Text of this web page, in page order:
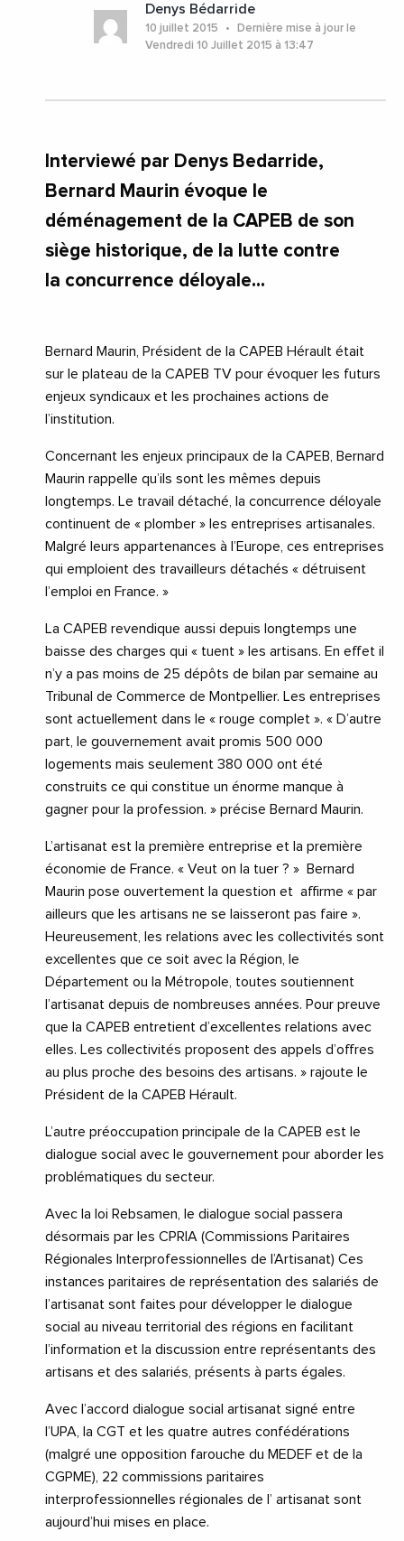
#VosPhotosAmpAmpVideos
Denys Bédarride
10 juillet 2015
Dernière mise à jour le
Vendredi 10 Juillet 2015 à 13:47
Interviewé par Denys Bedarride,
Bernard Maurin évoque le
déménagement de la CAPEB de son
siège historique, de la lutte contre
la concurrence déloyale...
Bernard Maurin, Président de la CAPEB Hérault était
sur le plateau de la CAPEB TV pour évoquer les futurs
enjeux syndicaux et les prochaines actions de
l’institution.
Concernant les enjeux principaux de la CAPEB, Bernard
Maurin rappelle qu’ils sont les mêmes depuis
longtemps. Le travail détaché, la concurrence déloyale
continuent de « plomber » les entreprises artisanales.
Malgré leurs appartenances à l’Europe, ces entreprises
qui emploient des travailleurs détachés « détruisent
l’emploi en France. »
La CAPEB revendique aussi depuis longtemps une
baisse des charges qui « tuent » les artisans. En effet il
n’y a pas moins de 25 dépôts de bilan par semaine au
Tribunal de Commerce de Montpellier. Les entreprises
sont actuellement dans le « rouge complet ». « D’autre
part, le gouvernement avait promis 500 000
logements mais seulement 380 000 ont été
construits ce qui constitue un énorme manque à
gagner pour la profession. » précise Bernard Maurin.
L’artisanat est la première entreprise et la première
économie de France. « Veut on la tuer ? » Bernard
Maurin pose ouvertement la question et affirme « par
ailleurs que les artisans ne se laisseront pas faire ».
Heureusement, les relations avec les collectivités sont
excellentes que ce soit avec la Région, le
Département ou la Métropole, toutes soutiennent
l’artisanat depuis de nombreuses années. Pour preuve
que la CAPEB entretient d’excellentes relations avec
elles. Les collectivités proposent des appels d’offres
au plus proche des besoins des artisans. » rajoute le
Président de la CAPEB Hérault.
L’autre préoccupation principale de la CAPEB est le
dialogue social avec le gouvernement pour aborder les
problématiques du secteur.
Avec la loi Rebsamen, le dialogue social passera
désormais par les CPRIA (Commissions Paritaires
Régionales Interprofessionnelles de l’Artisanat) Ces
instances paritaires de représentation des salariés de
l’artisanat sont faites pour développer le dialogue
social au niveau territorial des régions en facilitant
l’information et la discussion entre représentants des
artisans et des salariés, présents à parts égales.
Avec l’accord dialogue social artisanat signé entre
l’UPA, la CGT et les quatre autres confédérations
(malgré une opposition farouche du MEDEF et de la
CGPME), 22 commissions paritaires
interprofessionnelles régionales de l’ artisanat sont
aujourd’hui mises en place.